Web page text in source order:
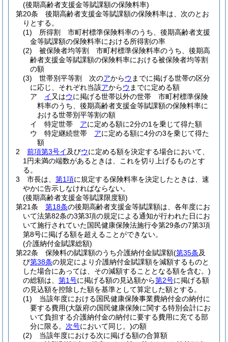
(後期高齢者支援金等賦課額の保険料率)
第20条
後期高齢者支援金等賦課額の保険料率は、次のとお
りとする。
(1)
所得割 市町村標準保険料率のうち、後期高齢者支援
金等賦課額の保険料率における所得割の率
(2)
被保険者均等割 市町村標準保険料率のうち、後期高
齢者支援金等賦課額の保険料率における被保険者均等割
の額
(3)
世帯別平等割 次のアからウ までに掲げる世帯の区分
に応じ、それぞれ当該アからウ までに定める額
ア
イ 又はウに掲げる世帯以外の世帯 市町村標準保険
料率のうち、後期高齢者支援金等賦課額の保険料率に
おける世帯別平等割の額
イ
特定世帯 アに定める額に2分の1を乗じて得た額
ウ
特定継続世帯 アに定める額に4分の3を乗じて得た
額
2
前項第3号イ及びウに定める額を決定する場合において、
1円未満の端数があるときは、これを切り上げるものとす
る。
3
市長は、 第1項に規定する保険料率を決定したときは、速
やかに告示しなければならない。
(後期高齢者支援金等賦課限度額)
第21条
第18条の後期高齢者支援金等賦課額は、各年度にお
いて法第82条の3第3項の規定による通知が行われた日にお
いて施行されていた国民健康保険法施行令第29条の7第3項
第8号に掲げる額を超えることができない。
(介護納付金賦課総額)
第22条
保険料の賦課額のうち介護納付金賦課額(第35条及
び第38条の規定により介護納付金賦課額を減額するものと
した場合にあっては、その減額することとなる額を含む。)
の総額は、 第1号に掲げる額の見込額から第2号に掲げる額
の見込額を控除した額を基準として算定した額とする。
(1)
当該年度における国民健康保険事業費納付金の納付に
要する費用(大阪府の国民健康保険に関する特別会計にお
いて負担する介護納付金の納付に要する費用に充てる部
分に限る。 次号において同じ。)の額
(2)
当該年度における次に掲げる額の合算額